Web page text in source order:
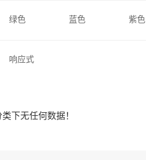
绿色 蓝色 紫色
响应式
下无任何数据！